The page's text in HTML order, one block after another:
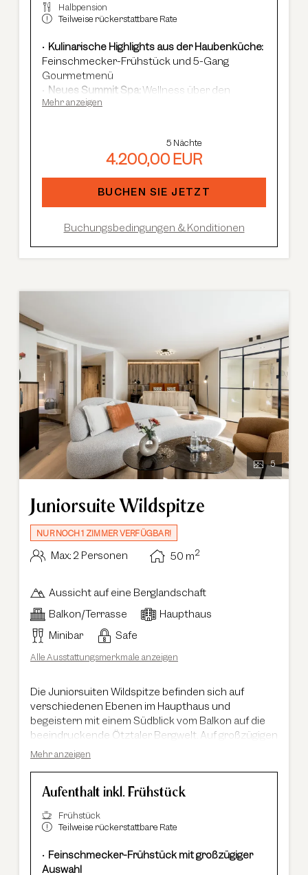
Halbpension
Teilweise rückerstattbare Rate
Kulinarische Highlights aus der Haubenküche:
Feinschmecker-Frühstück und 5-Gang
Gourmetmenü
Neues Summit Spa:Wellness über den
Dächern von Sölden mit Infinity-Pool, Saunen
kostenloser Shuttle-Service,
geführte Skisafaris etc.
Im Sommer:kostenlose Summer Card, AREA
47 Eintritt, geführte Wanderungen etc.
Mehr anzeigen
5 Nächte
4.200,00 EUR
BUCHEN SIE JETZT
Buchungsbedingungen & Konditionen
5
Juniorsuite Wildspitze
NUR NOCH 1 ZIMMER VERFÜGBAR!
Max.: 2 Personen 50 m2
Aussicht auf eine Berglandschaft
Balkon/Terrasse
Haupthaus
Minibar
Safe
Alle Ausstattungsmerkmale anzeigen
Die Juniorsuiten Wildspitze befinden sich auf
verschiedenen Ebenen im Haupthaus und
begeistern mit einem Südblick vom Balkon auf die
beeindruckende Ötztaler Bergwelt. Auf großzügigen
50 m² erwartet Sie ein offen gestalteter Wohn- und
ausgewählten Designakzenten eine stilvolle
Wohlfühlatmosphäre schafft. Das großzügige
Badezimmer überzeugt mit einer Kombination aus
Doppelwaschbecken und moderner Dusch-Toilette.
Teilweise sind die Suiten zusätzlich mit einer
Mehr anzeigen
Aufenthalt inkl. Frühstück
Frühstück
Teilweise rückerstattbare Rate
Feinschmecker-Frühstück mit großzügiger
Auswahl